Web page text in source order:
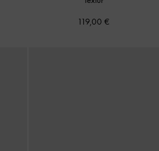
119,00 €